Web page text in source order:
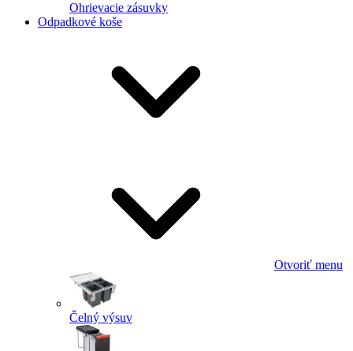
Ohrievacie zásuvky
Odpadkové koše
Otvoriť menu
Čelný výsuv